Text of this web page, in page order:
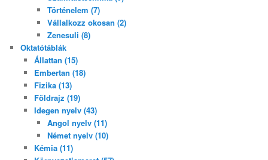
Történelem (7)
Vállalkozz okosan (2)
Zenesuli (8)
Oktatótáblák
Állattan (15)
Embertan (18)
Fizika (13)
Földrajz (19)
Idegen nyelv (43)
Angol nyelv (11)
Német nyelv (10)
Kémia (11)